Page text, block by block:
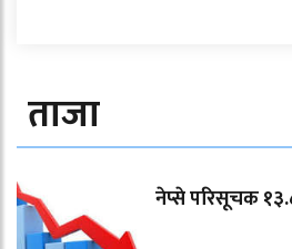
ताजा
नेप्से परिसूचक